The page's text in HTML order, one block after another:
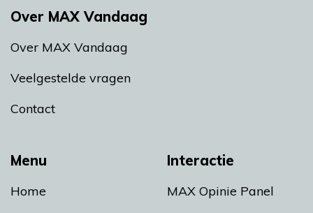
Menu
Home
Interactie
MAX Opinie Panel
Over MAX Vandaag
Over MAX Vandaag
Veelgestelde vragen
Contact